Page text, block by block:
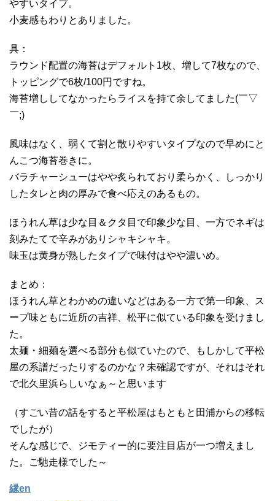
やすいタイプ。
小麦感もわりとありました。
具：
ラウンド配置の海苔はデフォルト1枚、増して7枚なので、
トッピングで6枚/100円ですね。
海苔増ししてなかったらライスを持て余してました(￣▽
￣;)
風味はなく、弱くて割と散りやすいタイプなので早めにと
んこつ海苔巻きに。
バラチャーシューはやや炙られており柔らかく、しっかり
したタレと肉の厚みで食べ応えのあるもの。
ほうれん草は少な目＆クタ目で印象少な目、一方でネギは
刻みたてで辛みがありシャキシャキ。
味玉は黄身が熟したタイプで味付はやや濃いめ。
まとめ：
ほうれん草とわかめの違いなどはある一方で第一印象、ス
ープ味ともに近所の吉祥、松平に似ている印象を受けまし
た。
太麺・細麺を選べる部分も似ていたので、もしかして平松
屋の系譜だったりするのかな？未確認ですが、それはそれ
で北久里浜らしいなぁ～と思います
（すごい昔の話をすると平松屋はもともと田浦からの移転
でしたが）
そんな感じで、ジモティー的に要注目店が一つ増えまし
た。ご馳走様でした～
縁en